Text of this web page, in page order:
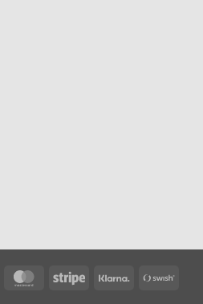
Visa MasterCardStripe Klarna